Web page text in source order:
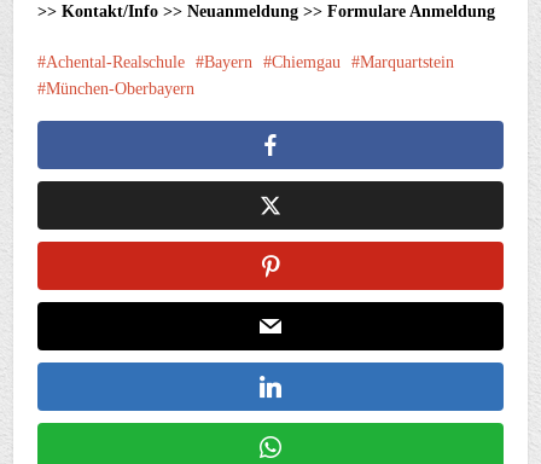
>> Kontakt/Info >> Neuanmeldung >> Formulare Anmeldung
Achental-Realschule Bayern Chiemgau
Marquartstein
München-Oberbayern